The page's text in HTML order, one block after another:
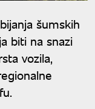
šumskih
biti na snazi
vozila,